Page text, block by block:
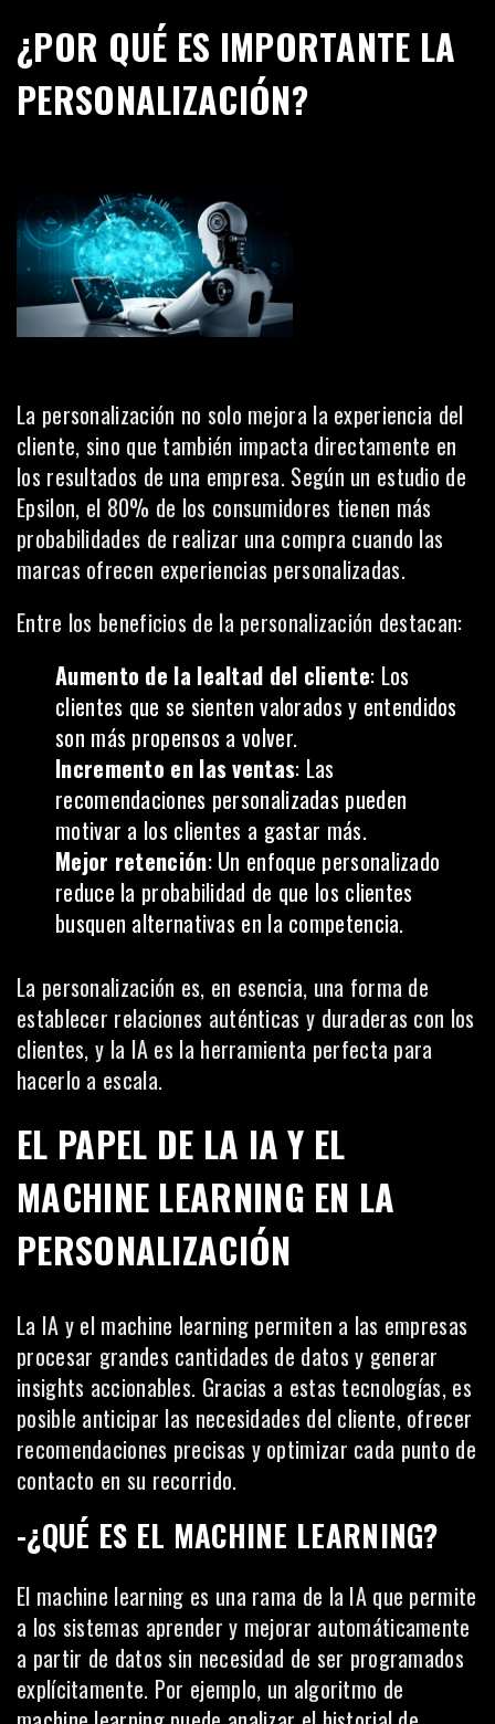
¿POR QUÉ ES IMPORTANTE LA
PERSONALIZACIÓN?
La personalización no solo mejora la experiencia del
cliente, sino que también impacta directamente en
los resultados de una empresa. Según un estudio de
Epsilon, el 80% de los consumidores tienen más
probabilidades de realizar una compra cuando las
marcas ofrecen experiencias personalizadas.
Entre los beneficios de la personalización destacan:
Aumento de la lealtad del cliente: Los
clientes que se sienten valorados y entendidos
son más propensos a volver.
Incremento en las ventas: Las
recomendaciones personalizadas pueden
motivar a los clientes a gastar más.
Mejor retención: Un enfoque personalizado
reduce la probabilidad de que los clientes
busquen alternativas en la competencia.
La personalización es, en esencia, una forma de
establecer relaciones auténticas y duraderas con los
clientes, y la IA es la herramienta perfecta para
hacerlo a escala.
EL PAPEL DE LA IA Y EL
MACHINE LEARNING EN LA
PERSONALIZACIÓN
La IA y el machine learning permiten a las empresas
procesar grandes cantidades de datos y generar
insights accionables. Gracias a estas tecnologías, es
posible anticipar las necesidades del cliente, ofrecer
recomendaciones precisas y optimizar cada punto de
contacto en su recorrido.
-¿QUÉ ES EL MACHINE LEARNING?
El machine learning es una rama de la IA que permite
a los sistemas aprender y mejorar automáticamente
a partir de datos sin necesidad de ser programados
explícitamente. Por ejemplo, un algoritmo de